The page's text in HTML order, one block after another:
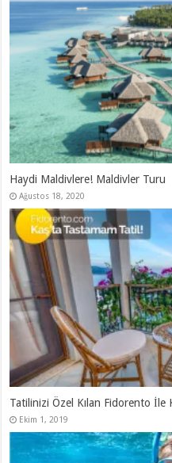
Haydi Maldivlere! Maldivler Turu
Ağustos 18, 2020
Tatilinizi Özel Kılan Fidorento İle
Ekim 1, 2019